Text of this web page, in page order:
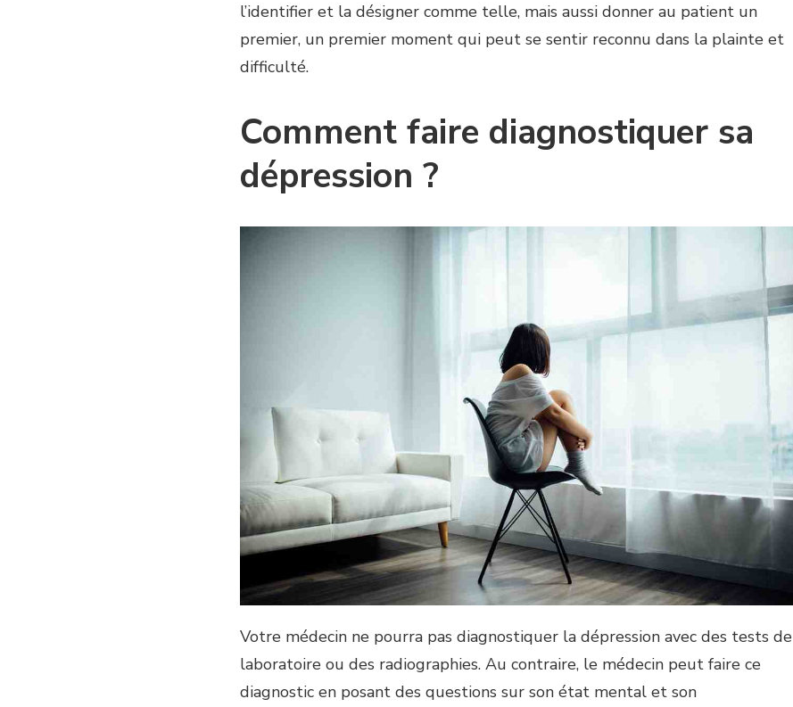
l’identifier et la désigner comme telle, mais aussi donner au patient un
premier, un premier moment qui peut se sentir reconnu dans la plainte et
difficulté.
Comment faire diagnostiquer sa
dépression ?
Votre médecin ne pourra pas diagnostiquer la dépression avec des tests de
laboratoire ou des radiographies. Au contraire, le médecin peut faire ce
diagnostic en posant des questions sur son état mental et son